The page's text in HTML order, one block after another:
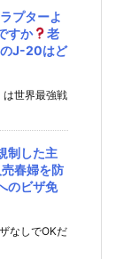
プターよ
すか
老
J-20はど
世界最強戦
制した主
春婦を防
のビザ免
なしでOKだ